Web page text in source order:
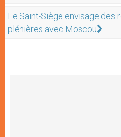
Le Saint-Siège envisage des
plénières avec Moscou